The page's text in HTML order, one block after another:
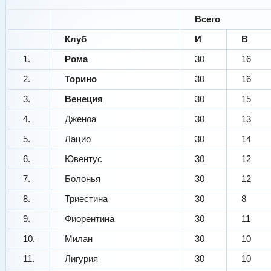
Всего
Клуб
И
В
1.
Рома 30
16
2.
Торино 30
16
3.
Венеция 30
15
4.
Дженоа 30
13
5.
Лацио 30
14
6.
Ювентус 30
12
7.
Болонья 30
12
8.
Триестина 30
8
9.
Фиорентина 30
11
10.
Милан 30
10
11.
Лигурия 30 10